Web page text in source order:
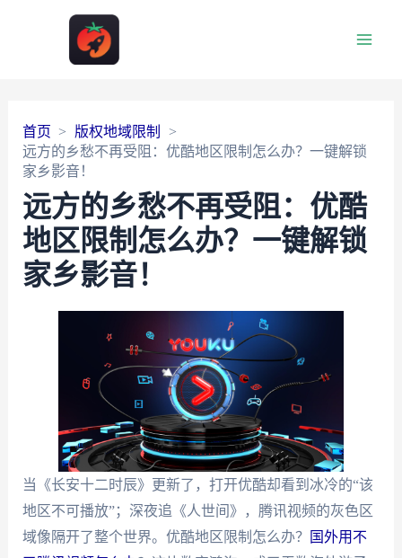
首页
版权地域限制
远方的乡愁不再受阻：优酷地区限制怎么办？一键解锁
家乡影音！
远方的乡愁不再受阻：优酷
地区限制怎么办？一键解锁
家乡影音！
当《长安十二时辰》更新了，打开优酷却看到冰冷的“该
地区不可播放”；深夜追《人世间》，腾讯视频的灰色区
域像隔开了整个世界。优酷地区限制怎么办？
国外用不